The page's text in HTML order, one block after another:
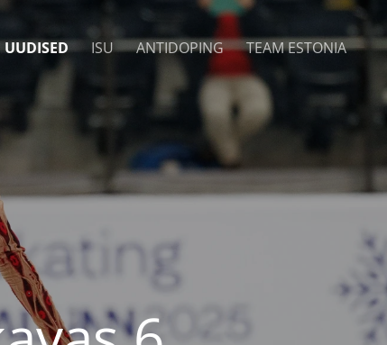
UUDISED ISU ANTIDOPING TEAM ESTONIA